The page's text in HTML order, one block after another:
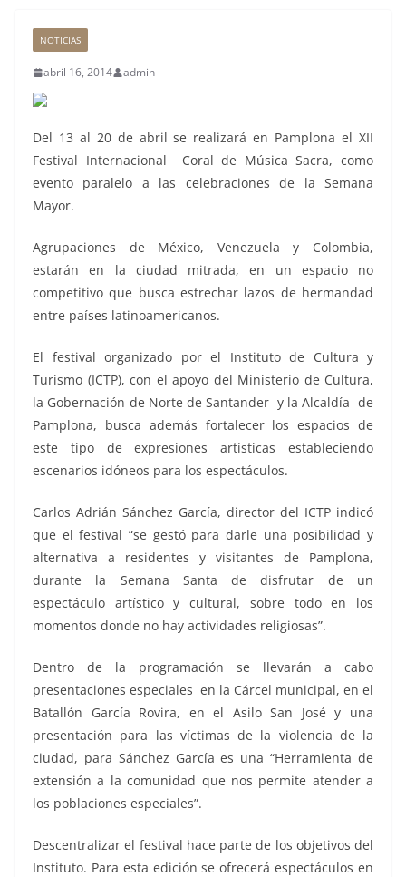
NOTICIAS
abril 16, 2014 admin
Del 13 al 20 de abril se realizará en Pamplona el XII
Festival Internacional Coral de Música Sacra, como
evento paralelo a las celebraciones de la Semana
Mayor.
Agrupaciones de México, Venezuela y Colombia,
estarán en la ciudad mitrada, en un espacio no
competitivo que busca estrechar lazos de hermandad
entre países latinoamericanos.
El festival organizado por el Instituto de Cultura y
Turismo (ICTP), con el apoyo del Ministerio de Cultura,
la Gobernación de Norte de Santander y la Alcaldía de
Pamplona, busca además fortalecer los espacios de
este tipo de expresiones artísticas estableciendo
escenarios idóneos para los espectáculos.
Carlos Adrián Sánchez García, director del ICTP indicó
que el festival “se gestó para darle una posibilidad y
alternativa a residentes y visitantes de Pamplona,
durante la Semana Santa de disfrutar de un
espectáculo artístico y cultural, sobre todo en los
momentos donde no hay actividades religiosas”.
Dentro de la programación se llevarán a cabo
presentaciones especiales en la Cárcel municipal, en el
Batallón García Rovira, en el Asilo San José y una
presentación para las víctimas de la violencia de la
ciudad, para Sánchez García es una “Herramienta de
extensión a la comunidad que nos permite atender a
los poblaciones especiales”.
Descentralizar el festival hace parte de los objetivos del
Instituto. Para esta edición se ofrecerá espectáculos en